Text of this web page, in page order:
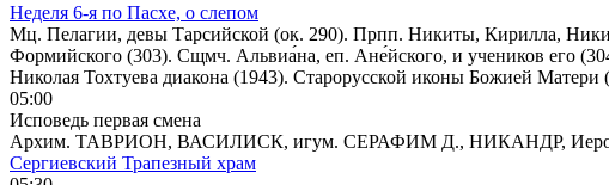
Неделя 6-я по Пасхе, о слепом
Мц. Пелагии, девы Тарсийской (ок. 290). Прпп. Никиты, Кирилла,
Формийского (303). Сщмч. Альвиа́на, еп. Ане́йского, и учеников его
Николая Тохтуева диакона (1943). Старорусской иконы Божией Матери
05:00
Исповедь первая смена
Архим. ТАВРИОН, ВАСИЛИСК, игум. СЕРАФИМ Д., НИКАНДР,
Сергиевский Трапезный храм